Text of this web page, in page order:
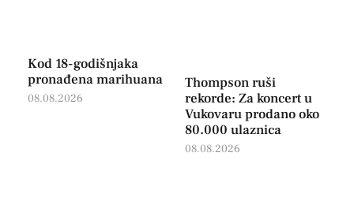
Kod 18-godišnjaka
pronađena marihuana
08.08.2026
Thompson ruši
rekorde: Za koncert u
Vukovaru prodano oko
80.000 ulaznica
08.08.2026